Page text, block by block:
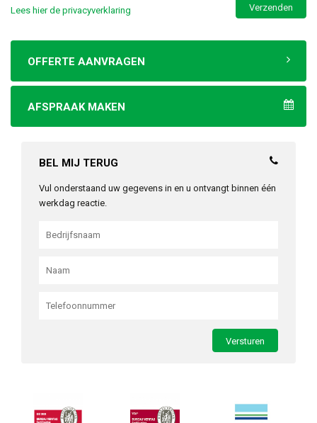
Lees hier de privacyverklaring
OFFERTE AANVRAGEN
AFSPRAAK MAKEN
BEL MIJ TERUG
Vul onderstaand uw gegevens in en u ontvangt binnen één
werkdag reactie.